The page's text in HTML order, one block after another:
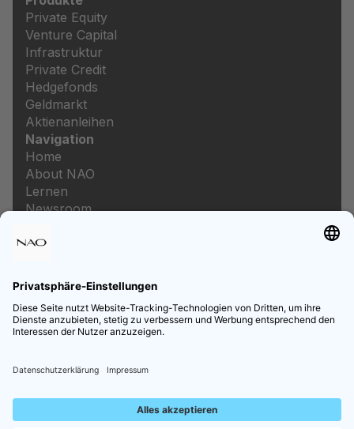
Private Equity
Venture Capital
Infrastruktur
Private Credit
Hedgefonds
Geldmarkt
Aktienanleihen
Navigation
Home
About NAO
Lernen
Newsroom
Rechtliches
Datenschutz
Datenschutzeinstellungen
Preis- und Leistungsverzeichnis
Informationen zur Barrierefreiheit
Copyright © NAO Co-Investment GmbH | Alle Rechte